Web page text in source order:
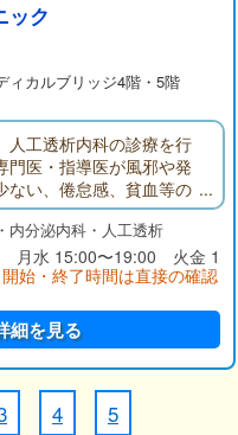
ック
ィカルブリッジ4階・5階
人工透析内科の診療を行
門医・指導医が風邪や発
ない、倦怠感、貧血等の
対応しています。
内分泌内科・人工透析
月水 15:00〜19:00 火金 1
開始・終了時間は直接の確認
細を見る
4 5